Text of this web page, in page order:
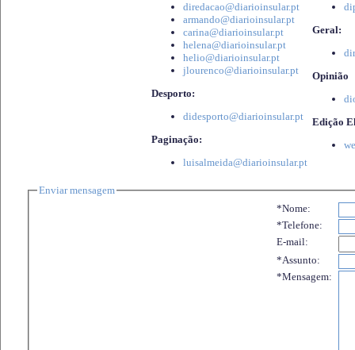
diredacao@diarioinsular.pt
armando@diarioinsular.pt
carina@diarioinsular.pt
helena@diarioinsular.pt
helio@diarioinsular.pt
jlourenco@diarioinsular.pt
Desporto:
didesporto@diarioinsular.pt
Paginação:
luisalmeida@diarioinsular.pt
Geral:
Opinião
Edição
Enviar mensagem
*Nome:
*Telefone:
E-mail:
*Assunto:
*Mensagem: